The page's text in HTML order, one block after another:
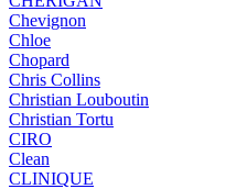
Chevignon
Chloe
Chopard
Chris Collins
Christian Louboutin
Christian Tortu
CIRO
Clean
CLINIQUE